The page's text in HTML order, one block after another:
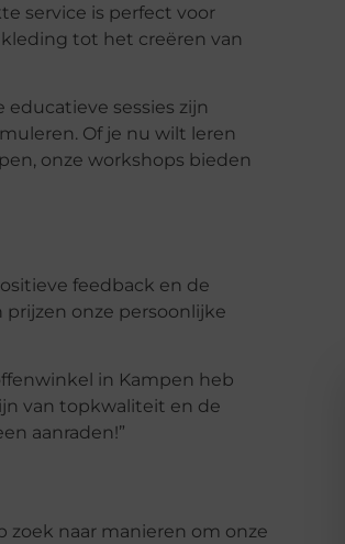
service is perfect voor
kleding tot het creëren van
sessies zijn
Of je nu wilt leren
onze workshops bieden
feedback en de
onze persoonlijke
in Kampen heb
van topkwaliteit en de
aanraden!”
zoek naar manieren om onze